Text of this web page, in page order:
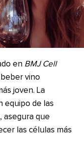
en BMJ Cell
vino
joven. La
equipo de las
asegura que
las células más